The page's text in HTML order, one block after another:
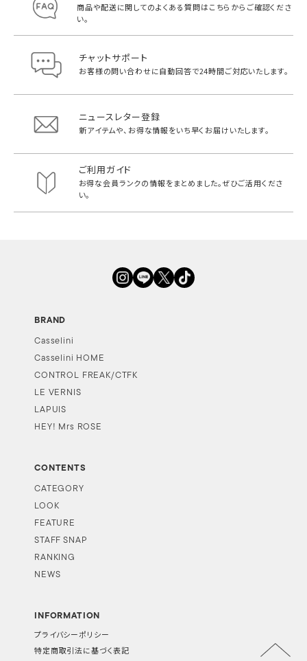
商品や配送に関してのよくある質問はこちらからご確認くださ
い。
チャットサポート
お客様の問い合わせに自動回答で24時間ご対応いたします。
ニュースレター登録
新アイテムや、お得な情報をいち早く お届けいたします。
ご利用ガイド
お得な会員ランクの情報をまとめました。ぜひご活用くださ
い。
BRAND
Casselini
Casselini HOME
CONTROL FREAK/CTFK
LE VERNIS
LAPUIS
HEY! Mrs ROSE
CONTENTS
CATEGORY
LOOK
FEATURE
STAFF SNAP
RANKING
NEWS
INFORMATION
プライバシーポリシー
特定商取引法に基づく表記